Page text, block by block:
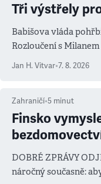
Tři výstřely
Babišova vláda
Rozloučení s
Jan H. Vitvar•7. 8. 2026
Zahraničí•5 minut
Finsko
DOBRÉ ZPRÁVY
náročný současně: